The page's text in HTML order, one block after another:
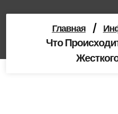
Главная /
Что